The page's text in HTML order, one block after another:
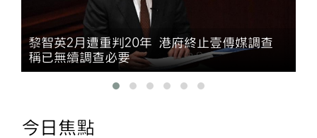
黎智英2月遭重判20年 港府終止壹傳媒調查
稱已無續調查必要
今日焦點